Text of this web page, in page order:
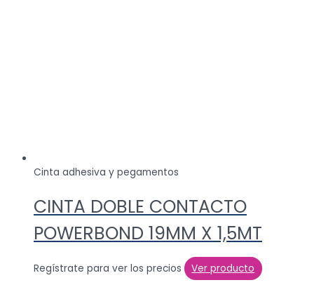
Cinta adhesiva y pegamentos
CINTA DOBLE CONTACTO
POWERBOND 19MM X 1,5MT
Regístrate para ver los precios Ver producto